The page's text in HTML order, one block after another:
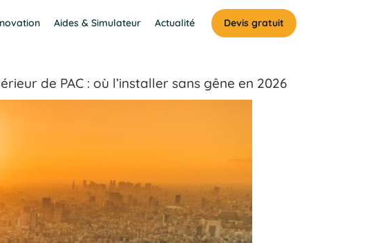
Aides & Simulateur Actualité Devis gratuit
de PAC : où l’installer sans gêne en 2026